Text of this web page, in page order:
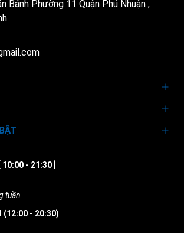
Bánh Phường 11 Quận Phú Nhuận ,
- 21:30 ]
tuần
(12:00 - 20:30)